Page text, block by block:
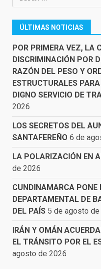
ÚLTIMAS NOTICIAS
POR PRIMERA VEZ, LA
DISCRIMINACIÓN POR
RAZÓN DEL PESO Y
ESTRUCTURALES
DIGNO SERVICIO DE
2026
LOS SECRETOS DEL
SANTAFEREÑO 6 de
LA POLARIZACIÓN EN
de 2026
CUNDINAMARCA PONE
DEPARTAMENTAL DE
DEL PAÍS 5 de agosto
IRÁN Y OMÁN
EL TRÁNSITO POR EL
agosto de 2026